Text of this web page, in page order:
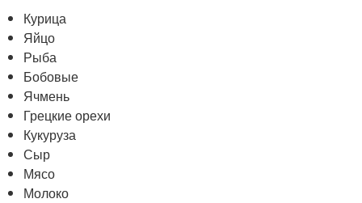
Курица
Яйцо
Рыба
Бобовые
Ячмень
Грецкие орехи
Кукуруза
Сыр
Мясо
Молоко